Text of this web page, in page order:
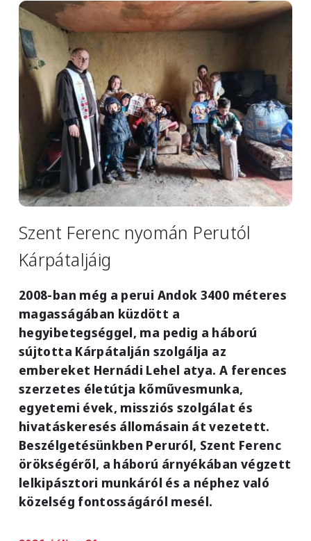
Image
Szent Ferenc nyomán Perutól
Kárpátaljáig
2008-ban még a perui Andok 3400 méteres
magasságában küzdött a
hegyibetegséggel, ma pedig a háború
sújtotta Kárpátalján szolgálja az
embereket Hernádi Lehel atya. A ferences
szerzetes életútja kőművesmunka,
egyetemi évek, missziós szolgálat és
hivatáskeresés állomásain át vezetett.
Beszélgetésünkben Peruról, Szent Ferenc
örökségéről, a háború árnyékában végzett
lelkipásztori munkáról és a néphez való
közelség fontosságáról mesél.